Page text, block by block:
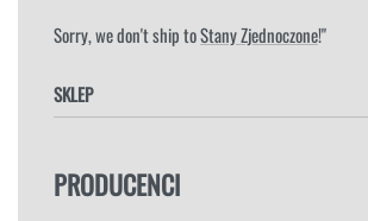
Sorry, we don't ship toStany Zjednoczone!"
SKLEP
HOKERY
PRODUCENCI